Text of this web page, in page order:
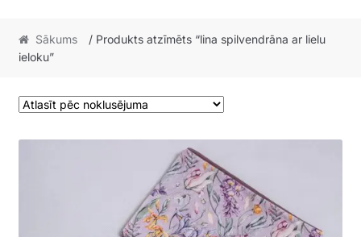
Sākums
/ Produkts atzīmēts “lina spilvendrāna ar lielu
ieloku”